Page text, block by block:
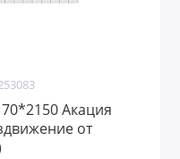
Акация
от